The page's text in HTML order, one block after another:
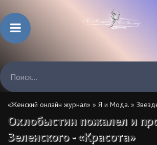
«Женский онлайн журнал» » Я и Мода. »
Охлобыстин пожалел и
Зеленского - «Красота»